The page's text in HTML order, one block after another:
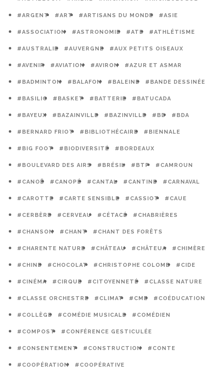
#ARGENT #ART #ARTISANS DU MONDE #ASIE
#ASSOCIATION #ASTRONOMIE #ATE #ATHLÉTISME
#AUSTRALIE #AUVERGNE #AUX PETITS OISEAUX
#AVENIR #AVIATION #AVIRON #AZUR ET ASMAR
#BADMINTON #BALAFON #BALEINE #BANDE DESSINÉE
#BASILIC #BASKET #BATTERIE #BATUCADA
#BAYEUX #BAZAINVILLE #BAZINVILLE #BD #BDA
#BERNARD FRIOT #BIBLIOTHÉCAIRE #BIENNALE
#BIG FOOT #BIODIVERSITÉ #BORDEAUX
#BOULEVARD DES AIRS #BRÉSIL #BTP #CAMROUN
#CANOË #CANOPÉ #CANTAL #CANTINE #CARNAVAL
#CAROTTE #CARTE SENSIBLE #CASSIOT #CAUE
#CERBÈRE #CERVEAU #CÉTACÉ #CHABRIÈRES
#CHANSON #CHANT #CHANT DES FORÊTS
#CHARENTE NATURE #CHÂTEAU #CHÂTEUA #CHIMÈRE
#CHINE #CHOCOLAT #CHRISTOPHE COLOMB #CIDE
#CINÉMA #CIRQUE #CITOYENNETÉ #CLASSE NATURE
#CLASSE ORCHESTRE #CLIMAT #CME #COÉDUCATION
#COLLÈGE #COMÉDIE MUSICALE #COMÉDIEN
#COMPOST #CONFÉRENCE GESTICULÉE
#CONSENTEMENT #CONSTRUCTION #CONTE
#COOPÉRATION #COOPÉRATIVE